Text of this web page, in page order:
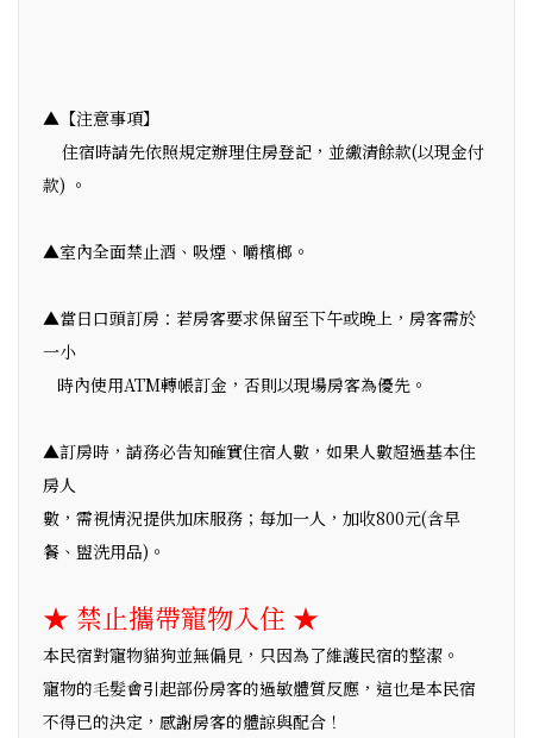
▲【注意事項】
住宿時請先依照規定辦理住房登記，並繳清餘款(以現金付
款) 。
▲室內全面禁止酒、吸煙、嚼檳榔。
▲當日口頭訂房：若房客要求保留至下午或晚上，房客需於
一小
時內使用ATM轉帳訂金，否則以現場房客為優先。
▲訂房時，請務必告知確實住宿人數，如果人數超過基本住
房人
數，需視情況提供加床服務；每加一人，加收800元(含早
餐、盥洗用品)。
★ 禁止攜帶寵物入住 ★
本民宿對寵物貓狗並無偏見，只因為了維護民宿的整潔。
寵物的毛髮會引起部份房客的過敏體質反應，這也是本民宿
不得已的決定，感謝房客的體諒與配合！